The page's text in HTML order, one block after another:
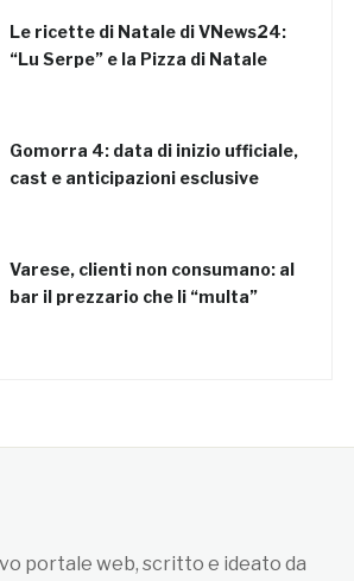
Le ricette di Natale di VNews24:
“Lu Serpe” e la Pizza di Natale
Gomorra 4: data di inizio ufficiale,
cast e anticipazioni esclusive
Varese, clienti non consumano: al
bar il prezzario che li “multa”
portale web, scritto e ideato da